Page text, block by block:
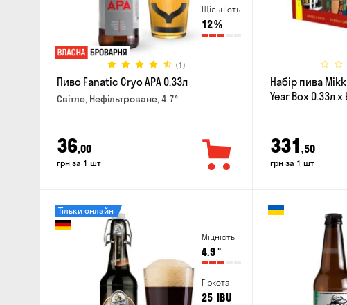
Щільність
12%
(1)
Пиво Fanatic Cryo APA 0.33л
Світле, Нефільтроване, 4.7°
36,00
грн за 1 шт
Набір пива
Year Box 0.33л x
331 ,50
грн за 1 шт
Міцність
4.9°
Гіркота
25 IBU
Тільки онлайн